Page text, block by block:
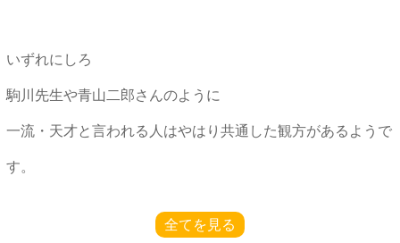
いずれにしろ
駒川先生や青山二郎さんのように
一流・天才と言われる人はやはり共通した観方があるようで
す。
全てを見る